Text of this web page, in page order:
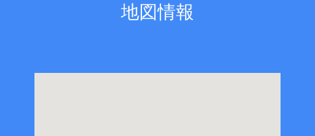
地図情報